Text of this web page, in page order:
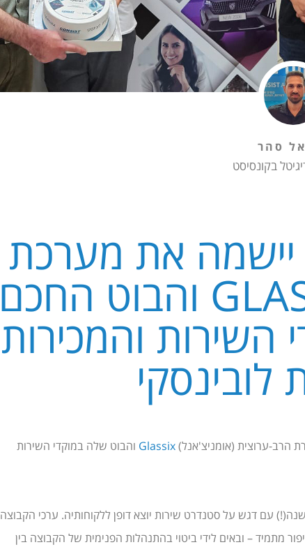
סהר
בקונסיסט
יישמה את מערכת
האומניצ'אנל GLASSIX והבוט החכם
והמכירות
הרב-ערוצית (אומניצ'אנל)Glassix והבוט שלה במוקדי השירות
קבוצת לובינסקי מובילה את שוק הרכב בישראל כבר למעלה מ-80 שנה(!) עם דגש על סטנדרט שירות יוצא דופן ללקוחותיה. ערכי הקבוצה
מתמיד – ובאים לידי ביטוי בהתנהלות הפנימית של הקבוצה בין